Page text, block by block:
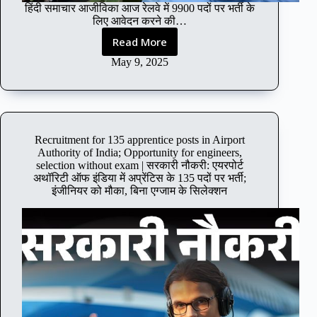
s
,
s
e
l
c
t
o
n
i
s
h
r
o
u
g
w
r
a
n
k
o
f
n
i
;
A
p
p
c
a
t
i
n
हिंदी समाचार आजीविका आज रेलवे में 9900 पदों पर भर्ती के
लिए आवेदन करने की…
Read More
T
o
a
t
h
e
l
s
t
d
a
t
e
t
May 9, 2025
Recruitment for 135 apprentice posts in Airport
Authority of India; Opportunity for engineers,
selection without exam | सरकारी नौकरी: एयरपोर्ट
अथॉरिटी ऑफ इंडिया में अप्रेंटिस के 135 पदों पर भर्ती;
इंजीनियर को मौका, बिना एग्जाम के सिलेक्शन